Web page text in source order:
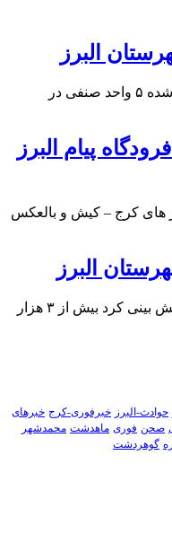
محمد نصیری گفت: در ۴۵ بازدید انجام شده ۵ واحد صنفی در
پیام البرز
های کرج – کیش و بالعکس
البرز
مدیر جهاد کشاورزی شهرستان البرز پیش بینی کرد بیش از ۳ هزار
حوادث-البرز خبرفوری-کرج خبرهای
صحن فوری ماهدشت محمدشهر
گوهردشت